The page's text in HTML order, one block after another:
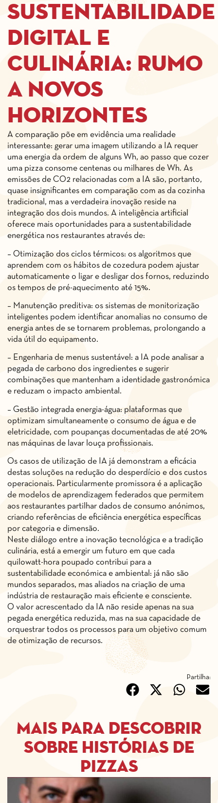
Sustentabilidade
digital e
culinária: rumo
a novos
horizontes
A comparação põe em evidência uma realidade
interessante: gerar uma imagem utilizando a IA requer
uma energia da ordem de alguns Wh, ao passo que cozer
uma pizza consome centenas ou milhares de Wh. As
emissões de CO2 relacionadas com a IA são, portanto,
quase insignificantes em comparação com as da cozinha
tradicional, mas a verdadeira inovação reside na
integração dos dois mundos. A inteligência artificial
oferece mais oportunidades para a sustentabilidade
energética nos restaurantes através de:
– Otimização dos ciclos térmicos: os algoritmos que
aprendem com os hábitos de cozedura podem ajustar
automaticamente o ligar e desligar dos fornos, reduzindo
os tempos de pré-aquecimento até 15%.
– Manutenção preditiva: os sistemas de monitorização
inteligentes podem identificar anomalias no consumo de
energia antes de se tornarem problemas, prolongando a
vida útil do equipamento.
– Engenharia de menus sustentável: a IA pode analisar a
pegada de carbono dos ingredientes e sugerir
combinações que mantenham a identidade gastronómica
e reduzam o impacto ambiental.
– Gestão integrada energia-água: plataformas que
optimizam simultaneamente o consumo de água e de
eletricidade, com poupanças documentadas de até 20%
nas máquinas de lavar louça profissionais.
Os casos de utilização de IA já demonstram a eficácia
destas soluções na redução do desperdício e dos custos
operacionais. Particularmente promissora é a aplicação
de modelos de aprendizagem federados que permitem
aos restaurantes partilhar dados de consumo anónimos,
criando referências de eficiência energética específicas
por categoria e dimensão.
Neste diálogo entre a inovação tecnológica e a tradição
culinária, está a emergir um futuro em que cada
quilowatt-hora poupado contribui para a
sustentabilidade económica e ambiental: já não são
mundos separados, mas aliados na criação de uma
indústria de restauração mais eficiente e consciente.
O valor acrescentado da IA não reside apenas na sua
pegada energética reduzida, mas na sua capacidade de
orquestrar todos os processos para um objetivo comum
de otimização de recursos.
Partilha:
Mais para descobrir
sobre histórias de
pizzas